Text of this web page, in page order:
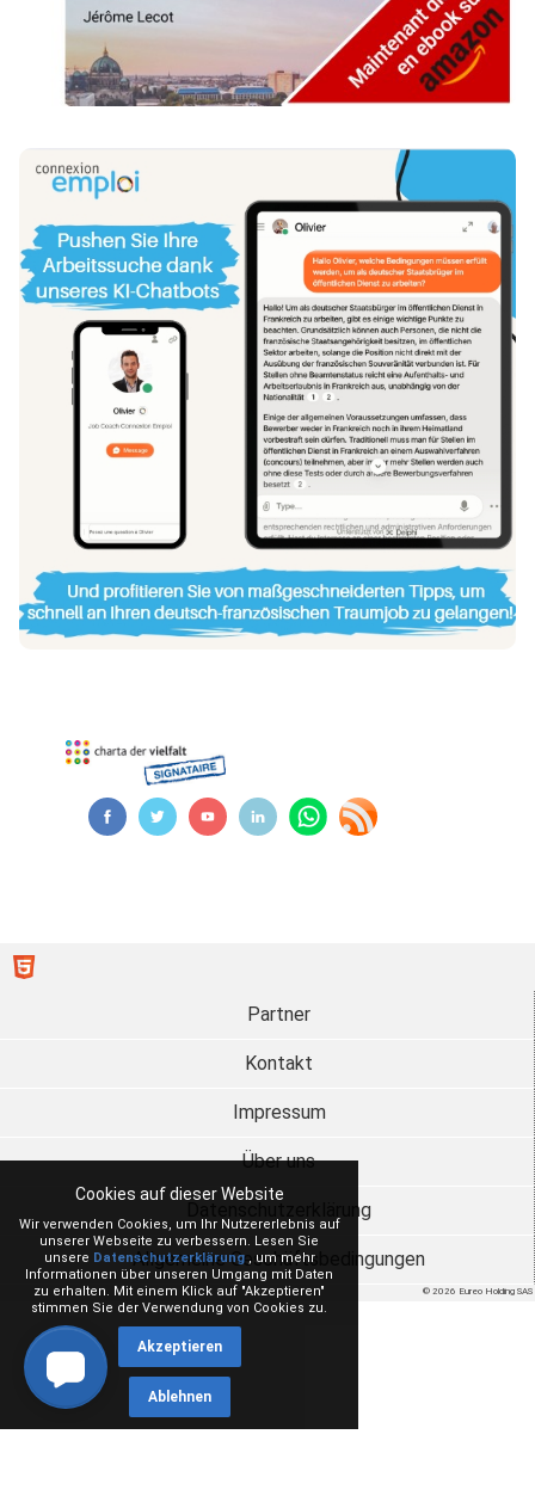
Cookies auf dieser Website
Wir verwenden Cookies, um Ihr Nutzererlebnis auf
unserer Webseite zu verbessern. Lesen Sie
unsere Datenschutzerklärung, um mehr
Informationen über unseren Umgang mit Daten
zu erhalten. Mit einem Klick auf "Akzeptieren"
stimmen Sie der Verwendung von Cookies zu.
Akzeptieren
Ablehnen
© 2026 Eureo Holding SAS
Partner
Kontakt
Impressum
Über uns
Datenschutzerklärung
Allgemeine Geschäftsbedingungen